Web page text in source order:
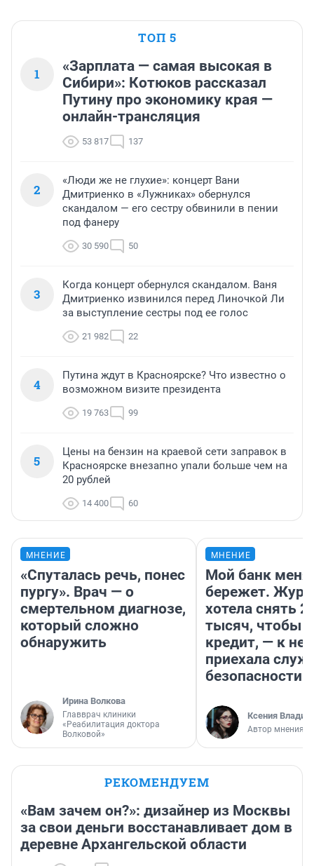
ТОП 5
1
«Зарплата — самая высокая в
Сибири»: Котюков рассказал
Путину про экономику края —
онлайн-трансляция
53 817 137
2
«Люди же не глухие»: концерт Вани
Дмитриенко в «Лужниках» обернулся
скандалом — его сестру обвинили в пении
под фанеру
30 590 50
3
Когда концерт обернулся скандалом. Ваня
Дмитриенко извинился перед Линочкой Ли
за выступление сестры под ее голос
21 982 22
4
Путина ждут в Красноярске? Что известно о
возможном визите президента
19 763 99
5
Цены на бензин на краевой сети заправок в
Красноярске внезапно упали больше чем на
20 рублей
14 400 60
МНЕНИЕ
«Спуталась речь, понес
пургу». Врач — о
смертельном диагнозе,
который сложно
обнаружить
Ирина Волкова
Главврач клиники
«Реабилитация доктора
Волковой»
МНЕНИЕ
Мой банк меня
бережет.
хотела снять
тысяч, чтобы
кредит, — к
приехала
безопасности
Ксения
Автор мнения
РЕКОМЕНДУЕМ
«Вам зачем он?»: дизайнер из Москвы
за свои деньги восстанавливает дом в
деревне Архангельской области